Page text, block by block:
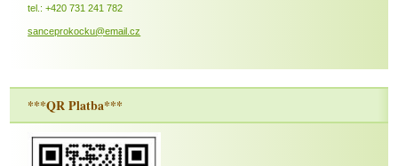
tel.: +420 731 241 782
sanceprokocku@email.cz
***QR Platba***